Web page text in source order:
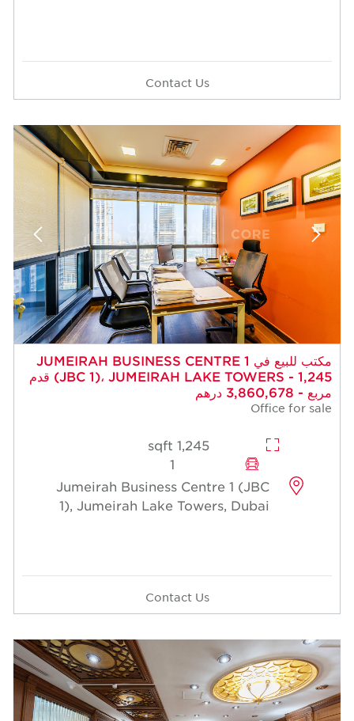
Contact Us
مكتب للبيع في JUMEIRAH BUSINESS CENTRE 1
(JBC 1)، JUMEIRAH LAKE TOWERS - 1,245 قدم
مربع - 3,860,678 درهم
Office for sale
1,245 sqft
1
Jumeirah Business Centre 1 (JBC
1), Jumeirah Lake Towers, Dubai
Contact Us